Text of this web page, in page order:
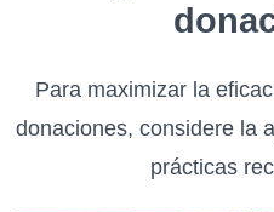
Para maximizar la
donaciones, considere la
prácticas